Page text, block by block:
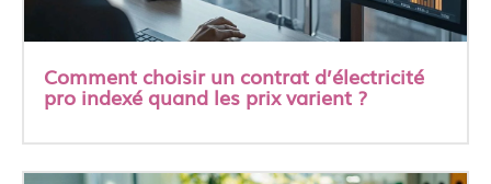
Comment choisir un contrat d’électricité
pro indexé quand les prix varient ?